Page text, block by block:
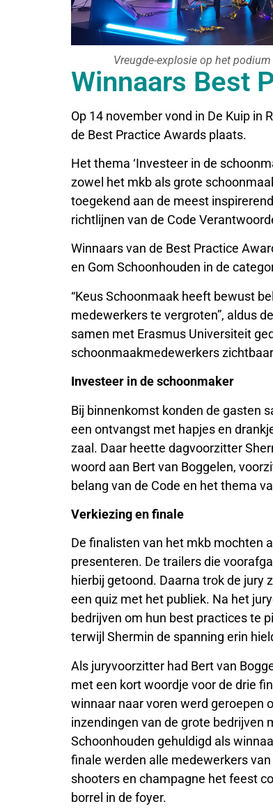
Vreugde-explosie op het
Winnaars Best
Op 14 november vond in De Kuip
de Best Practice Awards plaats.
Het thema ‘Investeer in de
zowel het mkb als grote
toegekend aan de meest
richtlijnen van de Code
Winnaars van de Best Practice
en Gom Schoonhouden in de
“Keus Schoonmaak heeft bewust
medewerkers te vergroten”, aldus
samen met Erasmus Universiteit
schoonmaakmedewerkers
Investeer in de schoonmaker
Bij binnenkomst konden de gasten
een ontvangst met hapjes en
zaal. Daar heette dagvoorzitter
woord aan Bert van Boggelen,
belang van de Code en het thema
Verkiezing en finale
De finalisten van het mkb mochten
presenteren. De trailers die
hierbij getoond. Daarna trok de jury
een quiz met het publiek. Na het
bedrijven om hun best practices te
terwijl Shermin de spanning erin
Als juryvoorzitter had Bert van
met een kort woordje voor de drie
winnaar naar voren werd geroepen
inzendingen van de grote bedrijven
Schoonhouden gehuldigd als
finale werden alle medewerkers
shooters en champagne het feest
borrel in de foyer.